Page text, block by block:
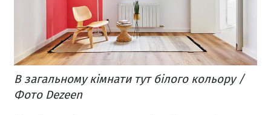
В загальному кімнати тут білого кольору /
Фото Dezeen